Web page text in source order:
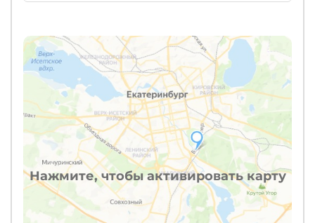
Нажмите, чтобы активировать карту